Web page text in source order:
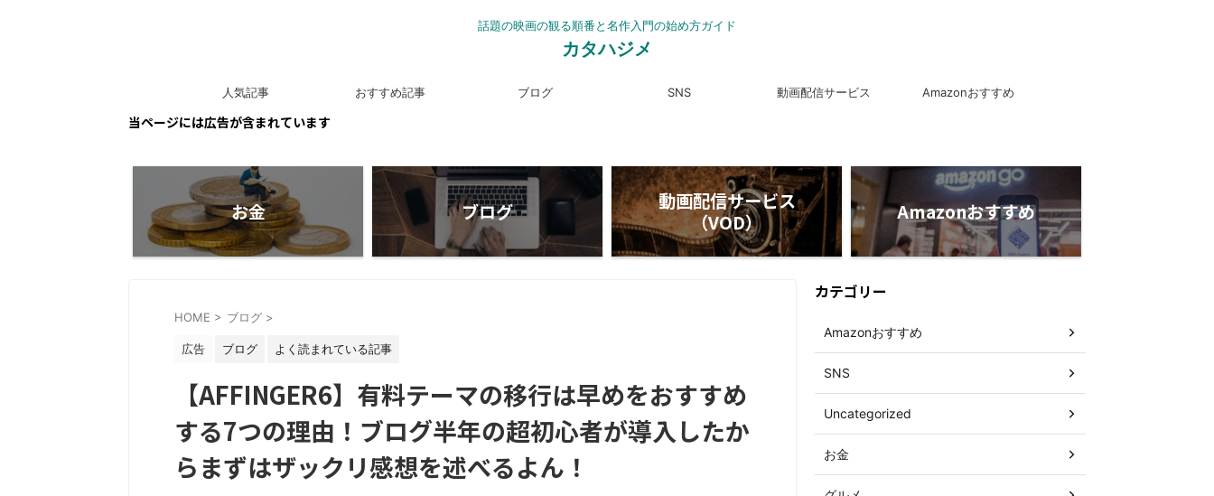
話題の映画の観る順番と名作入門の始め方ガイド
カタハジメ
人気記事 おすすめ記事 ブログ SNS 動画配信サービス Amazonおすすめ
当ページには広告が含まれています
お金 ブログ
動画配信サービス
（VOD）
Amazonおすすめ
HOME > ブログ >
広告 ブログ よく読まれている記事
【AFFINGER6】有料テーマの移行は早めをおすすめ
する7つの理由！ブログ半年の超初心者が導入したか
らまずはザックリ感想を述べるよん！
カテゴリー
Amazonおすすめ
SNS
Uncategorized
お金